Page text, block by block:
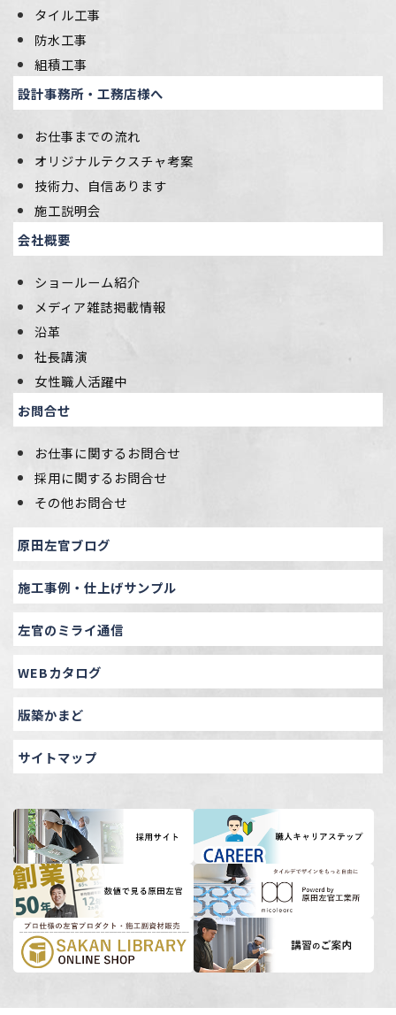
タイル工事
防水工事
組積工事
設計事務所・工務店様へ
お仕事までの流れ
オリジナルテクスチャ考案
技術力、自信あります
施工説明会
会社概要
ショールーム紹介
メディア雑誌掲載情報
沿革
社長講演
女性職人活躍中
お問合せ
お仕事に関するお問合せ
採用に関するお問合せ
その他お問合せ
原田左官ブログ
施工事例・仕上げサンプル
左官のミライ通信
WEBカタログ
版築かまど
サイトマップ